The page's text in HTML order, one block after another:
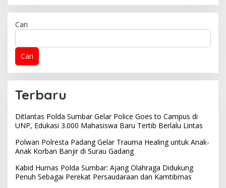
Cari
Cari
Terbaru
Ditlantas Polda Sumbar Gelar Police Goes to Campus di
UNP, Edukasi 3.000 Mahasiswa Baru Tertib Berlalu Lintas
Polwan Polresta Padang Gelar Trauma Healing untuk Anak-
Anak Korban Banjir di Surau Gadang
Kabid Humas Polda Sumbar: Ajang Olahraga Didukung
Penuh Sebagai Perekat Persaudaraan dan Kamtibmas